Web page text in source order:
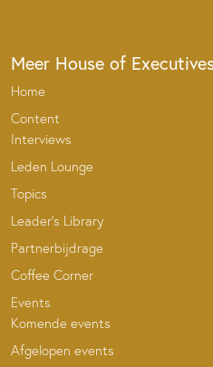
Meer House of
Home
Content
Interviews
Leden Lounge
Topics
Leader’s Library
Partnerbijdrage
Coffee Corner
Events
Komende events
Afgelopen events